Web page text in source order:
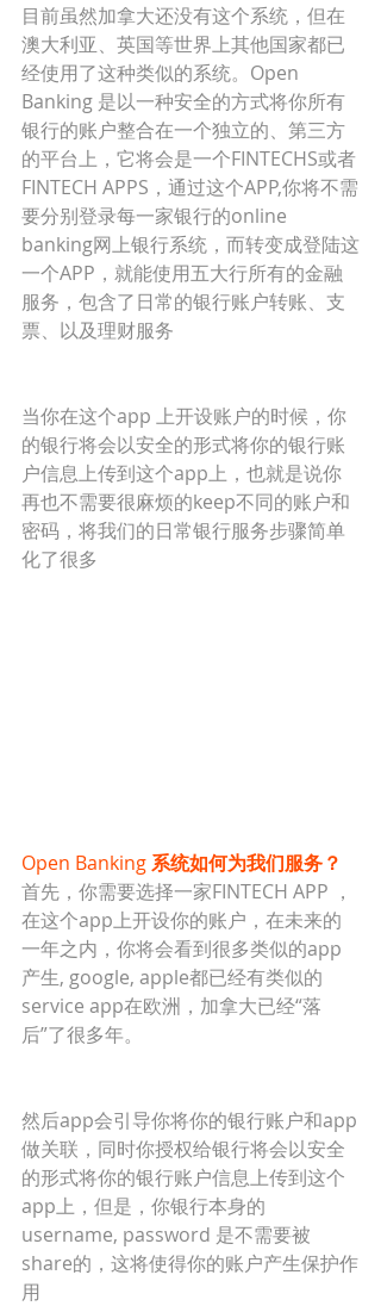
目前虽然加拿大还没有这个系统，但在
澳大利亚、英国等世界上其他国家都已
经使用了这种类似的系统。Open
Banking 是以一种安全的方式将你所有
银行的账户整合在一个独立的、第三方
的平台上，它将会是一个FINTECHS或者
FINTECH APPS，通过这个APP,你将不需
要分别登录每一家银行的online
banking网上银行系统，而转变成登陆这
一个APP，就能使用五大行所有的金融
服务，包含了日常的银行账户转账、支
票、以及理财服务
当你在这个app 上开设账户的时候，你
的银行将会以安全的形式将你的银行账
户信息上传到这个app上，也就是说你
再也不需要很麻烦的keep不同的账户和
密码，将我们的日常银行服务步骤简单
化了很多
Open Banking 系统如何为我们服务？
首先，你需要选择一家FINTECH APP ，
在这个app上开设你的账户，在未来的
一年之内，你将会看到很多类似的app
产生, google, apple都已经有类似的
service app在欧洲，加拿大已经“落
后”了很多年。
然后app会引导你将你的银行账户和app
做关联，同时你授权给银行将会以安全
的形式将你的银行账户信息上传到这个
app上，但是，你银行本身的
username, password 是不需要被
share的，这将使得你的账户产生保护作
用